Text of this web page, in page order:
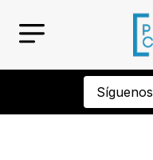
Síguenos